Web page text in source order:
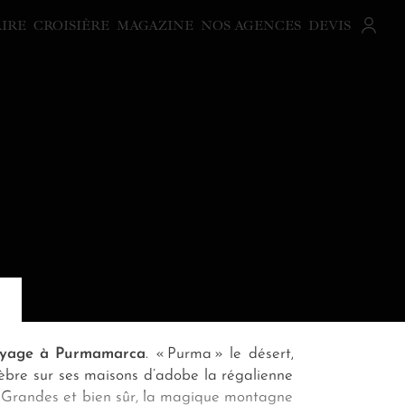
CROISIÈRE MAGAZINE NOS AGENCES DEVIS
à Purmamarca. « Purma » le désert,
sur ses maisons d’adobe la régalienne
et bien sûr, la magique montagne